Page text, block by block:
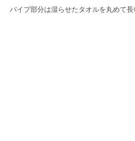
パイプ部分は湿らせたタオルを丸めて